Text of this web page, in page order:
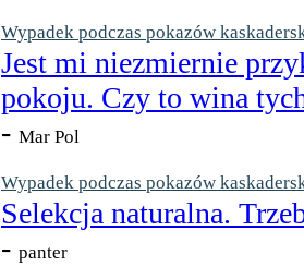
Wypadek podczas pokazów
Jest mi niezmiernie
pokoju. Czy to wina
- Mar Pol
Wypadek podczas pokazów
Selekcja naturalna.
- panter